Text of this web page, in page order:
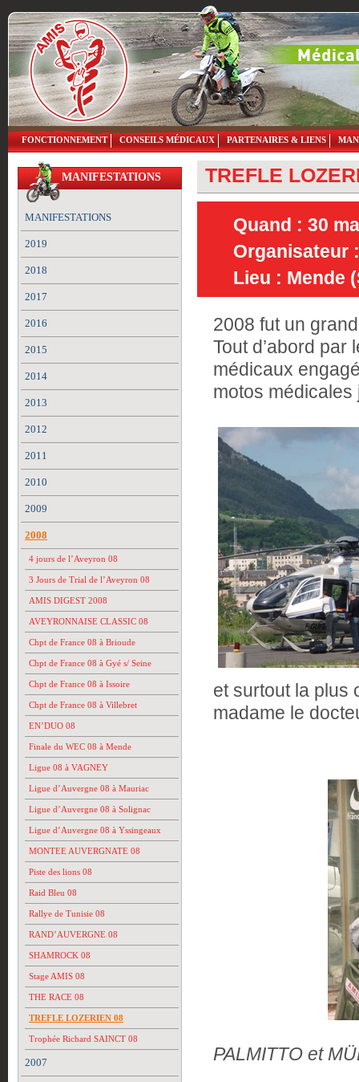
FONCTIONNEMENT CONSEILS MÉDICAUX PARTENAIRES & LIENS
MANIFESTATIONS
MANIFESTATIONS
2019
2018
2017
2016
2015
2014
2013
2012
2011
2010
2009
2008
4 jours de l’Aveyron 08
3 Jours de Trial de l’Aveyron 08
AMIS DIGEST 2008
AVEYRONNAISE CLASSIC 08
Chpt de France 08 à Brioude
Chpt de France 08 à Gyé s/ Seine
Chpt de France 08 à Issoire
Chpt de France 08 à Villebret
EN’DUO 08
Finale du WEC 08 à Mende
Ligue 08 à VAGNEY
Ligue d’Auvergne 08 à Mauriac
Ligue d’Auvergne 08 à Solignac
Ligue d’Auvergne 08 à Yssingeaux
MONTEE AUVERGNATE 08
Piste des lions 08
Raid Bleu 08
Rallye de Tunisie 08
RAND’AUVERGNE 08
SHAMROCK 08
Stage AMIS 08
THE RACE 08
TREFLE LOZERIEN 08
Trophée Richard SAINCT 08
2007
TREFLE
Quand : 30
Organisateur
Lieu : Mende
2008 fut un
Tout d’abord par
médicaux
motos médicales
et surtout la plus
madame le
PALMITTO et